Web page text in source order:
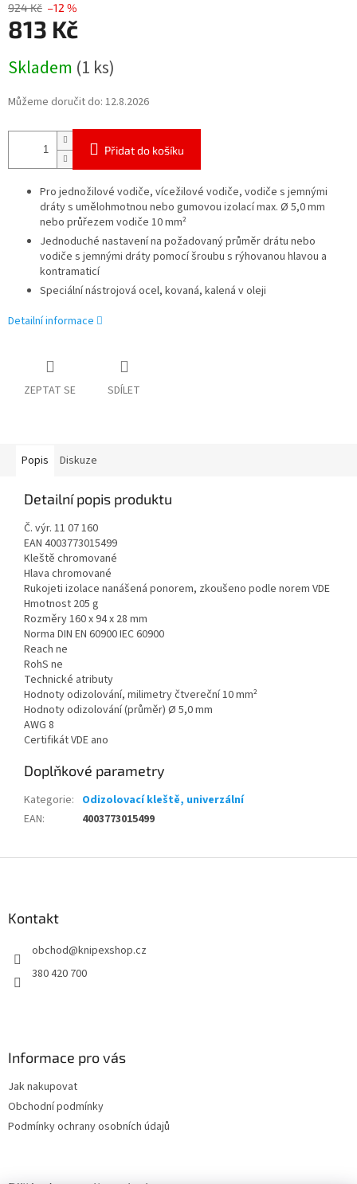
924 Kč –12 %
813 Kč
cena:
Skladem (1 ks)
Můžeme doručit do: 12.8.2026
Přidat do košíku
Pro jednožilové vodiče, vícežilové vodiče, vodiče s jemnými
dráty s umělohmotnou nebo gumovou izolací max. Ø 5,0 mm
nebo průřezem vodiče 10 mm²
Jednoduché nastavení na požadovaný průměr drátu nebo
vodiče s jemnými dráty pomocí šroubu s rýhovanou hlavou a
kontramaticí
Speciální nástrojová ocel, kovaná, kalená v oleji
Detailní informace
ZEPTAT SE SDÍLET
Popis Diskuze
Detailní popis produktu
Č. výr. 11 07 160
EAN 4003773015499
Kleště chromované
Hlava chromované
Rukojeti izolace nanášená ponorem, zkoušeno podle norem VDE
Hmotnost 205 g
Rozměry 160 x 94 x 28 mm
Norma DIN EN 60900 IEC 60900
Reach ne
RohS ne
Technické atributy
Hodnoty odizolování, milimetry čtvereční 10 mm²
Hodnoty odizolování (průměr) Ø 5,0 mm
AWG 8
Certifikát VDE ano
Doplňkové parametry
Kategorie: Odizolovací kleště, univerzální
EAN: 4003773015499
Kontakt
obchod@knipexshop.cz
380 420 700
Informace pro vás
Jak nakupovat
Obchodní podmínky
Podmínky ochrany osobních údajů